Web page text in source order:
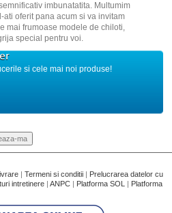
imbunatatita. Multumim
oferit pana acum si va invitam
mai frumoase modele de chiloti,
special pentru voi.
si cele mai noi produse!
| Termeni si conditii | Prelucrarea datelor cu
intretinere | ANPC | Platforma SOL | Platforma